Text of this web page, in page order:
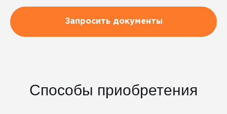
Запросить документы
Способы приобретения